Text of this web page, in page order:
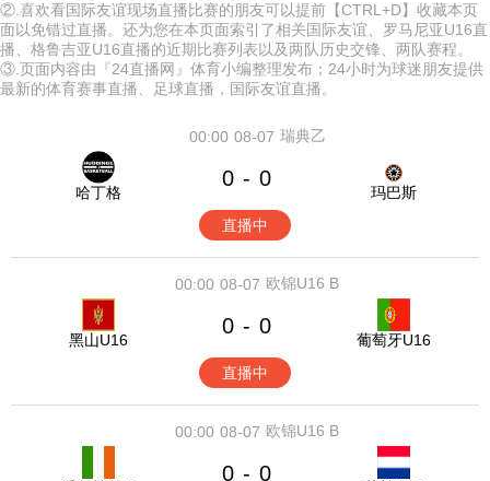
②.喜欢看国际友谊现场直播比赛的朋友可以提前【CTRL+D】收藏本页
面以免错过直播。还为您在本页面索引了相关国际友谊、罗马尼亚U16直
播、格鲁吉亚U16直播的近期比赛列表以及两队历史交锋、两队赛程。
③.页面内容由『24直播网』体育小编整理发布；24小时为球迷朋友提供
最新的体育赛事直播、足球直播，国际友谊直播。
08-07
00:00 瑞典乙
哈丁格
0 - 0
玛巴斯
直播中
08-07
00:00 欧锦U16 B
黑山U16
0 - 0
葡萄牙U16
直播中
08-07
00:00 欧锦U16 B
0 - 0